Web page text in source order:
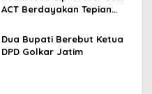
ACT Berdayakan Tepian
Dua Bupati Berebut Ketua
DPD Golkar Jatim